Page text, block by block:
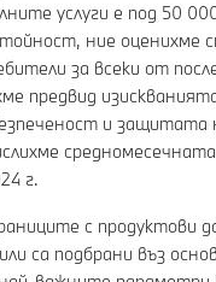
услуги е под 50
ние оценихме
за всеки от
предвид
и защитата
г.
с продуктови
са подбрани въз